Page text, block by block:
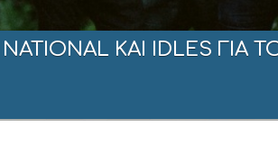
ΚΑΙ IDLES ΓΙΑ